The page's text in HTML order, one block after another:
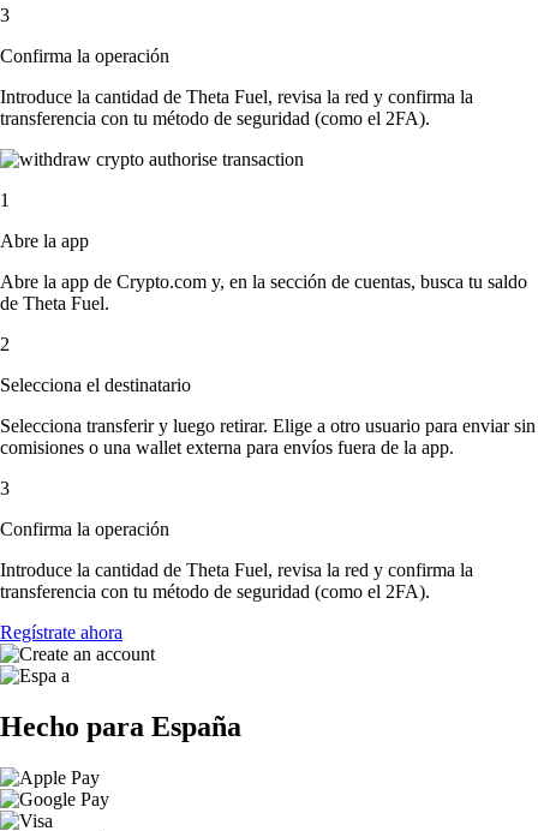
3
Confirma la operación
Introduce la cantidad de Theta Fuel, revisa la red y confirma la
transferencia con tu método de seguridad (como el 2FA).
1
Abre la app
Abre la app de Crypto.com y, en la sección de cuentas, busca tu saldo
de Theta Fuel.
2
Selecciona el destinatario
Selecciona transferir y luego retirar. Elige a otro usuario para enviar sin
comisiones o una wallet externa para envíos fuera de la app.
3
Confirma la operación
Introduce la cantidad de Theta Fuel, revisa la red y confirma la
transferencia con tu método de seguridad (como el 2FA).
Regístrate ahora
Hecho para España